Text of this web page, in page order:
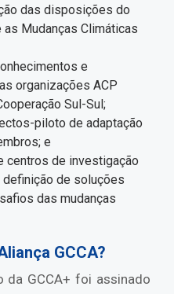
das disposições do
Mudanças Climáticas
e
organizações ACP
Sul-Sul;
piloto de adaptação
e
centros de investigação
definição de soluções
das mudanças
GCCA?
da GCCA+ foi assinado